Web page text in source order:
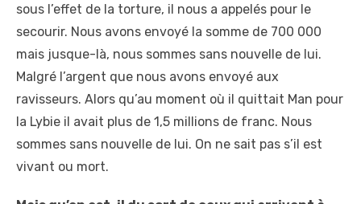
sous l’effet de la torture, il nous a appelés pour le
secourir. Nous avons envoyé la somme de 700 000
mais jusque-là, nous sommes sans nouvelle de lui.
Malgré l’argent que nous avons envoyé aux
ravisseurs. Alors qu’au moment où il quittait Man pour
la Lybie il avait plus de 1,5 millions de franc. Nous
sommes sans nouvelle de lui. On ne sait pas s’il est
vivant ou mort.